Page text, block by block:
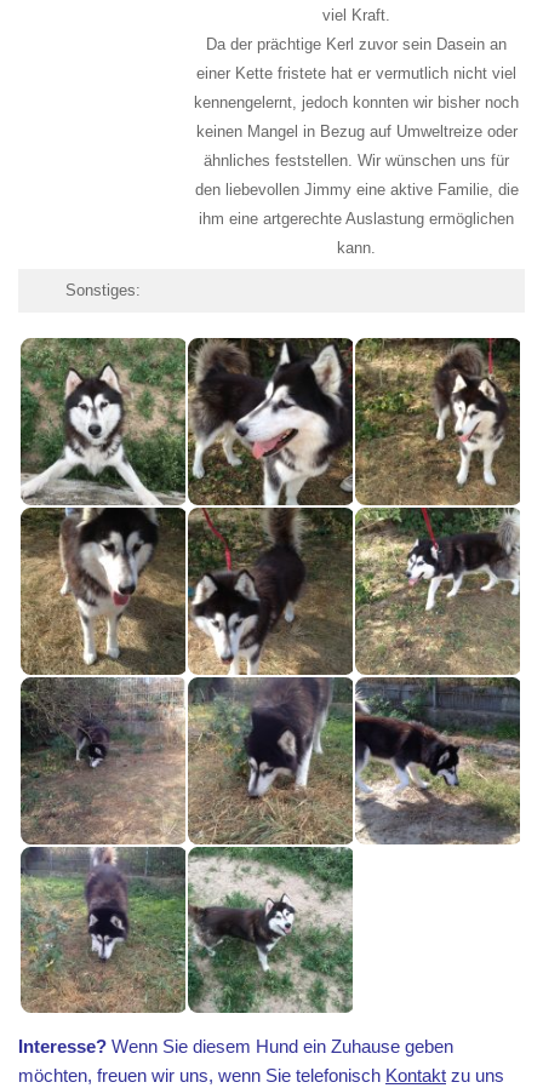
viel Kraft.
Da der prächtige Kerl zuvor sein Dasein an
einer Kette fristete hat er vermutlich nicht viel
kennengelernt, jedoch konnten wir bisher noch
keinen Mangel in Bezug auf Umweltreize oder
ähnliches feststellen. Wir wünschen uns für
den liebevollen Jimmy eine aktive Familie, die
ihm eine artgerechte Auslastung ermöglichen
kann.
Sonstiges:
Interesse? Wenn Sie diesem Hund ein Zuhause geben
möchten, freuen wir uns, wenn Sie telefonisch Kontakt zu uns